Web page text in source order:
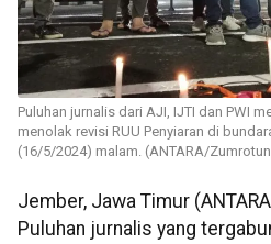
Puluhan jurnalis dari AJI, IJTI dan PWI
menolak revisi RUU Penyiaran di
(16/5/2024) malam. (ANTARA/
Jember, Jawa Timur
Puluhan jurnalis yang